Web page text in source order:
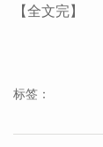
【全文完】
标签：